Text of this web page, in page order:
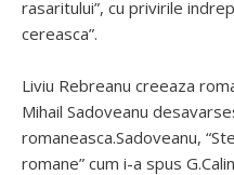
rasaritului”, cu privirile
cereasca”.
Liviu Rebreanu creeaza
Mihail Sadoveanu
romaneasca.Sadoveanu,
romane” cum i-a spus